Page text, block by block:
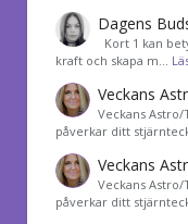
Dagens
Kort 1 kan
kraft och skapa m…
Veckans
Veckans Astro/
påverkar ditt
Veckans
Veckans Astro/
påverkar ditt